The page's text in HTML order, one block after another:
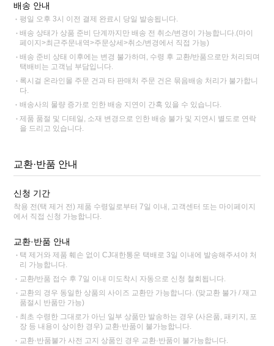
배송 안내
평일 오후 3시 이전 결제 완료시 당일 발송됩니다.
배송 상태가 상품 준비 단계까지만 배송 전 취소/변경이 가능합니다.(마이
페이지>최근주문내역>주문상세>취소/변경에서 직접 가능)
배송 준비 상태 이후에는 변경 불가하며, 수령 후 교환/반품으로만 처리되며
택배비는 고객님 부담입니다.
록시걸 온라인몰 주문 건과 타 판매처 주문 건은 묶음배송 처리가 불가합니
다.
배송사의 물량 증가로 인한 배송 지연이 간혹 있을 수 있습니다.
제품 품절 및 디테일, 소재 변경으로 인한 배송 불가 및 지연시 별도로 연락
을 드리고 있습니다.
교환·반품 안내
신청 기간
착용 전(택 제거 전) 제품 수령일로부터 7일 이내, 고객센터 또는 마이페이지
에서 직접 신청 가능합니다.
교환·반품 안내
택 제거와 제품 훼손 없이 CJ대한통운 택배로 3일 이내에 발송해주셔야 처
리 가능합니다.
교환/반품 접수 후 7일 이내 미도착시 자동으로 신청 철회됩니다.
교환의 경우 동일한 상품의 사이즈 교환만 가능합니다. (맞교환 불가 / 재고
품절시 반품만 가능)
최초 수령한 그대로가 아닌 일부 상품만 발송하는 경우 (사은품, 패키지, 포
장 등 내용이 상이한 경우) 교환·반품이 불가능합니다.
교환·반품불가 사전 고지 상품인 경우 교환·반품이 불가능합니다.